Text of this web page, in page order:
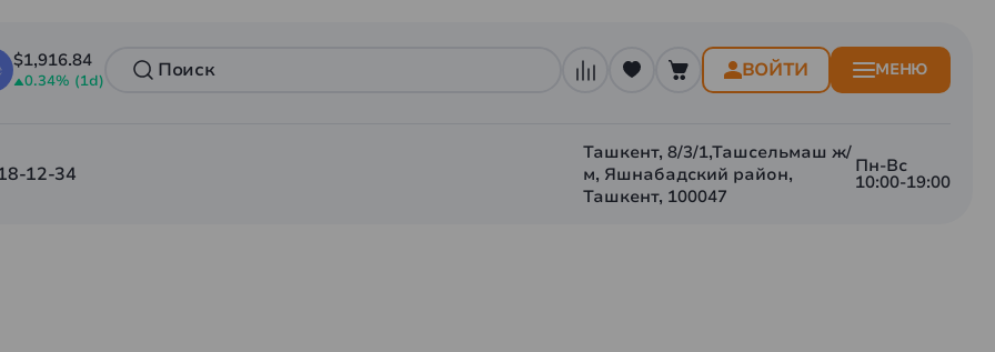
$1,916.84
0.34% (1d) ВОЙТИ МЕНЮ
12-34
Ташкент, 8/3/1,Ташсельмаш ж/
м, Яшнабадский район,
Ташкент, 100047
Пн-Вс
10:00-19:00